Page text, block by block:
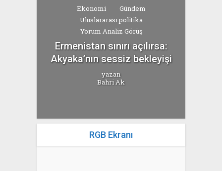
Ekonomi
Gündem
Uluslararası politika
Yorum Analiz Görüş
Ermenistan sınırı açılırsa:
Akyaka’nın sessiz bekleyişi
yazan
Bahri Ak
RGB Ekranı